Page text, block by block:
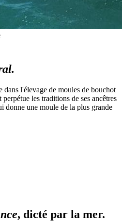
dans l'élevage de moules de bouchot
les traditions de ses ancêtres
donne une moule de la plus grande
, dicté par la mer.